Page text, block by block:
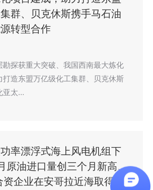
群、贝克休斯携手马石油
转型合作
勘探获重大突破、我国西南最大炼化
打造东盟万亿级化工集群、贝克休斯
亚太…
率漂浮式海上风电机组下
原油进口量创三个月新高、
资企业在安哥拉近海取得重